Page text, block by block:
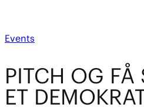
Events
PITCH OG FÅ
ET